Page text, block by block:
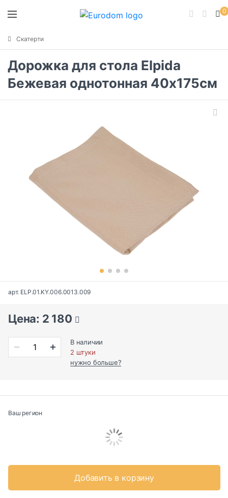
0
Скатерти
Дорожка для стола Elpida
Бежевая однотонная 40х175см
арт. ELP.01.KY.006.0013.009
Цена: 2 180
В наличии
2 штуки
нужно больше?
Ваш регион
Добавить в корзину